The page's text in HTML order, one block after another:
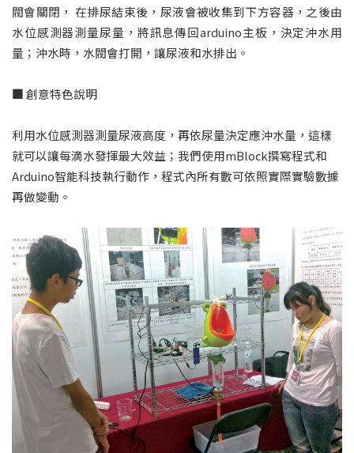
閥會關閉， 在排尿結束後，尿液會被收集到下方容器，之後由
水位感測器測量尿量，將訊息傳回arduino主板，決定沖水用
量；沖水時，水閥會打開，讓尿液和水排出。
■創意特色說明
利用水位感測器測量尿液高度，再依尿量決定應沖水量，這樣
就可以讓每滴水發揮最大效益；我們使用mBlock撰寫程式和
Arduino智能科技執行動作，程式內所有數可依照實際實驗數據
再做變動。